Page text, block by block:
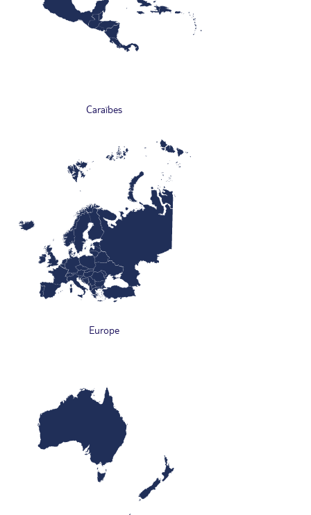
Caraïbes
Europe